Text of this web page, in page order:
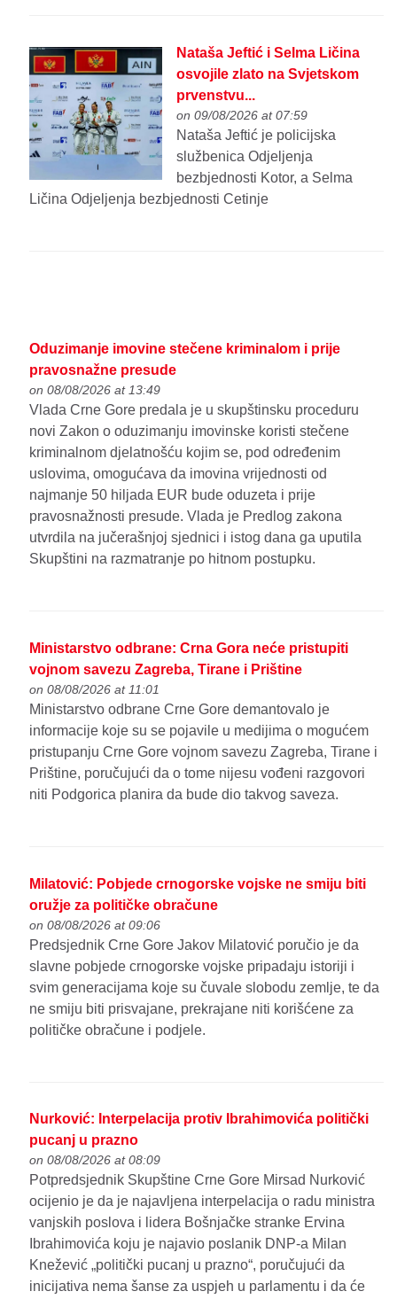
Nataša Jeftić i Selma Ličina
osvojile zlato na Svjetskom
prvenstvu...
on 09/08/2026 at 07:59
Nataša Jeftić je policijska
službenica Odjeljenja
bezbjednosti Kotor, a Selma
Ličina Odjeljenja bezbjednosti Cetinje
Oduzimanje imovine stečene kriminalom i prije
pravosnažne presude
on 08/08/2026 at 13:49
Vlada Crne Gore predala je u skupštinsku proceduru
novi Zakon o oduzimanju imovinske koristi stečene
kriminalnom djelatnošću kojim se, pod određenim
uslovima, omogućava da imovina vrijednosti od
najmanje 50 hiljada EUR bude oduzeta i prije
pravosnažnosti presude. Vlada je Predlog zakona
utvrdila na jučerašnjoj sjednici i istog dana ga uputila
Skupštini na razmatranje po hitnom postupku.
Ministarstvo odbrane: Crna Gora neće pristupiti
vojnom savezu Zagreba, Tirane i Prištine
on 08/08/2026 at 11:01
Ministarstvo odbrane Crne Gore demantovalo je
informacije koje su se pojavile u medijima o mogućem
pristupanju Crne Gore vojnom savezu Zagreba, Tirane i
Prištine, poručujući da o tome nijesu vođeni razgovori
niti Podgorica planira da bude dio takvog saveza.
Milatović: Pobjede crnogorske vojske ne smiju biti
oružje za političke obračune
on 08/08/2026 at 09:06
Predsjednik Crne Gore Jakov Milatović poručio je da
slavne pobjede crnogorske vojske pripadaju istoriji i
svim generacijama koje su čuvale slobodu zemlje, te da
ne smiju biti prisvajane, prekrajane niti korišćene za
političke obračune i podjele.
Nurković: Interpelacija protiv Ibrahimovića politički
pucanj u prazno
on 08/08/2026 at 08:09
Potpredsjednik Skupštine Crne Gore Mirsad Nurković
ocijenio je da je najavljena interpelacija o radu ministra
vanjskih poslova i lidera Bošnjačke stranke Ervina
Ibrahimovića koju je najavio poslanik DNP-a Milan
Knežević „politički pucanj u prazno“, poručujući da
inicijativa nema šanse za uspjeh u parlamentu i da će